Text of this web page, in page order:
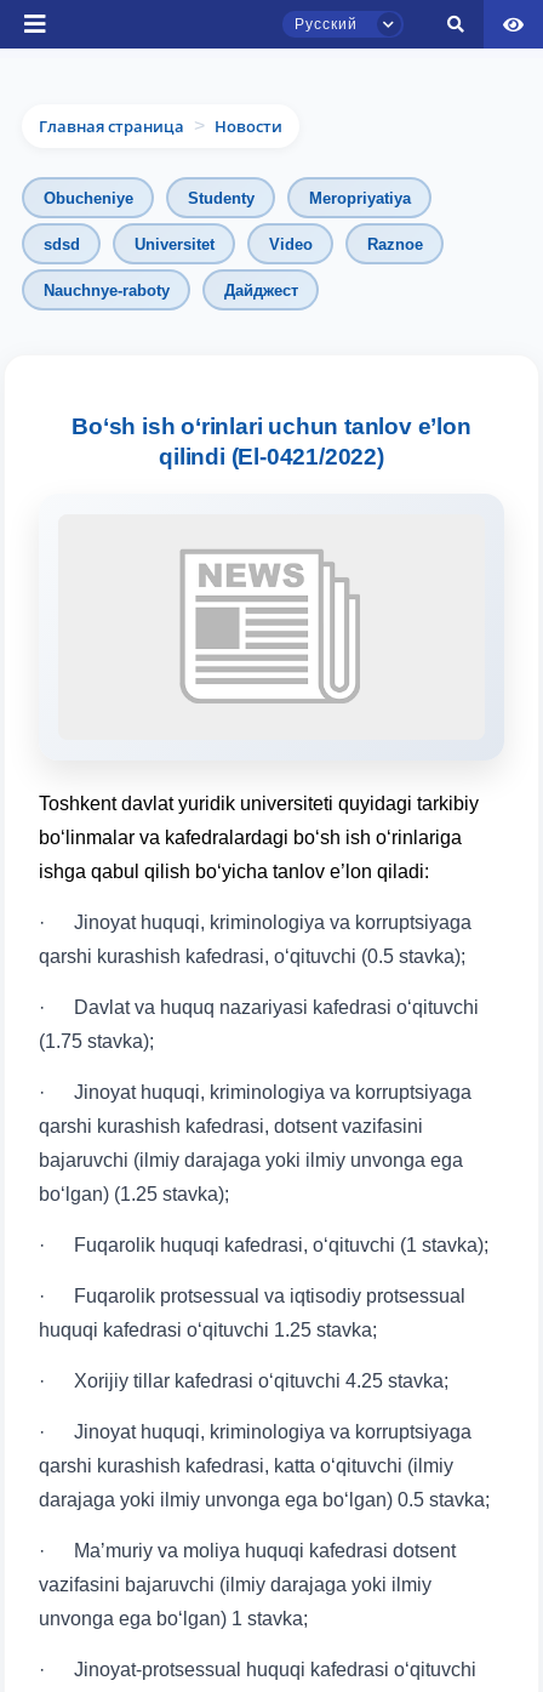
Русский
Главная страница > Новости
Obucheniye Studenty Meropriyatiya
sdsd Universitet Video Raznoe
Nauchnye-raboty Дайджест
Bo‘sh ish o‘rinlari uchun tanlov e’lon
qilindi (El-0421/2022)
Toshkent davlat yuridik universiteti quyidagi tarkibiy
bo‘linmalar va kafedralardagi bo‘sh ish o‘rinlariga
ishga qabul qilish bo‘yicha tanlov e’lon qiladi:
· Jinoyat huquqi, kriminologiya va korruptsiyaga
qarshi kurashish kafedrasi, o‘qituvchi (0.5 stavka);
· Davlat va huquq nazariyasi kafedrasi o‘qituvchi
(1.75 stavka);
· Jinoyat huquqi, kriminologiya va korruptsiyaga
qarshi kurashish kafedrasi, dotsent vazifasini
bajaruvchi (ilmiy darajaga yoki ilmiy unvonga ega
bo‘lgan) (1.25 stavka);
· Fuqarolik huquqi kafedrasi, o‘qituvchi (1 stavka);
· Fuqarolik protsessual va iqtisodiy protsessual
huquqi kafedrasi o‘qituvchi 1.25 stavka;
· Xorijiy tillar kafedrasi o‘qituvchi 4.25 stavka;
· Jinoyat huquqi, kriminologiya va korruptsiyaga
qarshi kurashish kafedrasi, katta o‘qituvchi (ilmiy
darajaga yoki ilmiy unvonga ega bo‘lgan) 0.5 stavka;
· Maʼmuriy va moliya huquqi kafedrasi dotsent
vazifasini bajaruvchi (ilmiy darajaga yoki ilmiy
unvonga ega bo‘lgan) 1 stavka;
· Jinoyat-protsessual huquqi kafedrasi o‘qituvchi
Чат приёмной комиссии ТГЮУ
приёмной комиссии ТГЮУ.
Выберите тему — затем появятся
конкретные вопросы:
1. Документы (бакалавр) (5)
3. Собеседование (бакалавр) (8)
8. Квота (бакалавриат) (1) 9. Квота (магистратура) (1)
✉️ Написать администратору